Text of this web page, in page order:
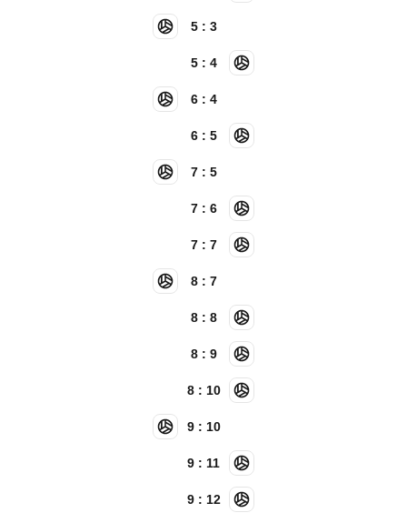
5 : 3
5 : 4
6 : 4
6 : 5
7 : 5
7 : 6
7 : 7
8 : 7
8 : 8
8 : 9
8 : 10
9 : 10
9 : 11
9 : 12